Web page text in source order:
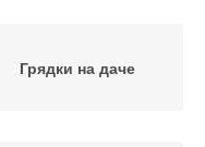
Грядки на даче